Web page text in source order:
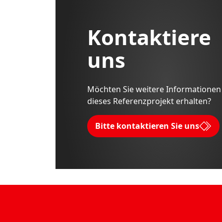
Kontaktiere
uns
Möchten Sie weitere
dieses Referenzprojekt erhalten?
Bitte kontaktieren Sie uns